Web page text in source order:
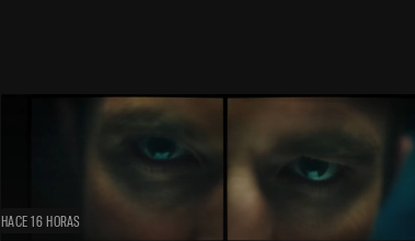
HACE 16 HORAS